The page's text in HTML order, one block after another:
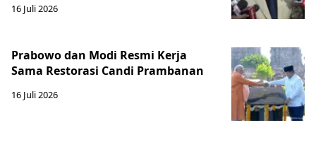
16 Juli 2026
Prabowo dan Modi Resmi Kerja
Sama Restorasi Candi Prambanan
16 Juli 2026